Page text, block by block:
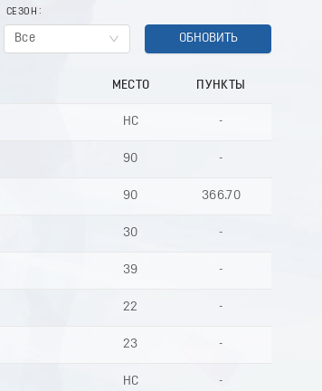
СЕЗОН
Все ОБНОВИТЬ
МЕСТО ПУНКТЫ
НС -
90 -
90 366.70
30 -
39 -
22 -
23 -
НС -